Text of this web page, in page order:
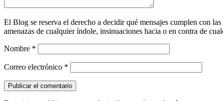
El Blog se reserva el derecho a decidir qué mensajes cumplen con
amenazas de cualquier índole, insinuaciones hacia o en contra de
Nombre *
Correo electrónico *